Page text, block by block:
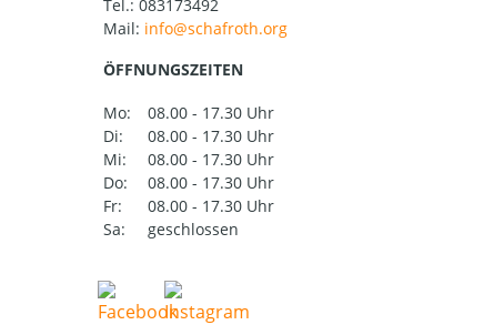
Tel.: 083173492
Mail:
ÖFFNUNGSZEITEN
Mo:
08.00 - 17.30 Uhr
Di:
08.00 - 17.30 Uhr
Mi:
08.00 - 17.30 Uhr
Do:
08.00 - 17.30 Uhr
Fr:
08.00 - 17.30 Uhr
Sa:
geschlossen